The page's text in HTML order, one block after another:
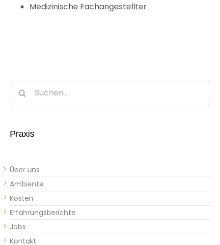
Medizinische Fachangestellter
Suche
nach:
Praxis
Über uns
Ambiente
Kosten
Erfahrungsberichte
Jobs
Kontakt